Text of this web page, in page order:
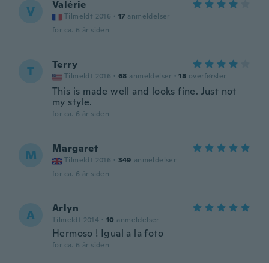
V Valérie
Tilmeldt 2016 · 17 anmeldelser
for ca. 6 år siden
T Terry
Tilmeldt 2016 · 68 anmeldelser · 18 overførsler
This is made well and looks fine. Just not
my style.
for ca. 6 år siden
M Margaret
Tilmeldt 2016 · 349 anmeldelser
for ca. 6 år siden
A Arlyn
Tilmeldt 2014 · 10 anmeldelser
Hermoso ! Igual a la foto
for ca. 6 år siden